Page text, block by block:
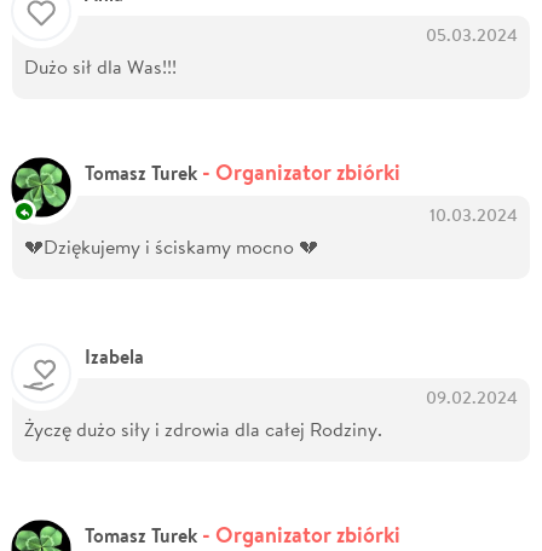
05.03.2024
Dużo sił dla Was!!!
Tomasz Turek - Organizator zbiórki
10.03.2024
💔Dziękujemy i ściskamy mocno 💔
Izabela
09.02.2024
Życzę dużo siły i zdrowia dla całej Rodziny.
Tomasz Turek - Organizator zbiórki